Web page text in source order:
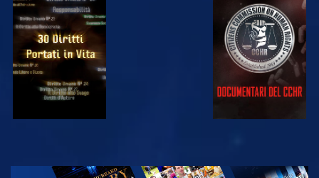
GUARDA GUARDA
GUARDA
ESPLORA LE